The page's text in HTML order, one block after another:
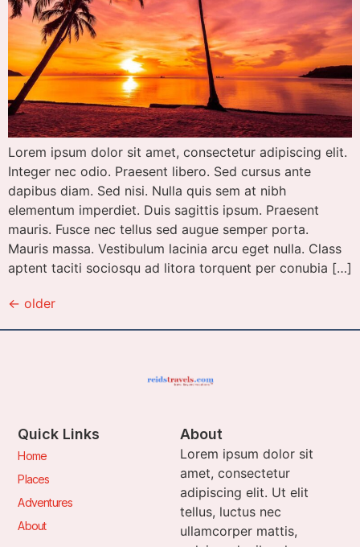
Lorem ipsum dolor sit amet, consectetur adipiscing elit.
Integer nec odio. Praesent libero. Sed cursus ante
dapibus diam. Sed nisi. Nulla quis sem at nibh
elementum imperdiet. Duis sagittis ipsum. Praesent
mauris. Fusce nec tellus sed augue semper porta.
Mauris massa. Vestibulum lacinia arcu eget nulla. Class
aptent taciti sociosqu ad litora torquent per conubia […]
← older
Quick Links
Home
Places
Adventures
About
About
Lorem ipsum dolor sit
amet, consectetur
adipiscing elit. Ut elit
tellus, luctus nec
ullamcorper mattis,